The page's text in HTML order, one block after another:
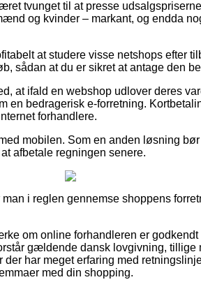
tvunget til at presse
og kvinder – markant, og endda
at studere visse netshops efter
sådan at du er sikret at antage den
at ifald en webshop udlover deres
en bedragerisk e-forretning.
forhandlere.
mobilen. Som en anden løsning
afbetale regningen senere.
i reglen gennemse shoppens
om online forhandleren er
gældende dansk lovgivning, tillige
har meget erfaring med
med din shopping.